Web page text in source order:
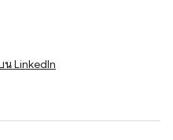
LinkedIn